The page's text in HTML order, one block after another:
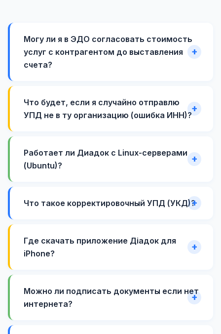
Могу ли я в ЭДО согласовать стоимость
услуг с контрагентом до выставления
счета?
Что будет, если я случайно отправлю
УПД не в ту организацию (ошибка ИНН)?
Работает ли Диадок с Linux-серверами
(Ubuntu)?
Что такое корректировочный УПД (УКД)?
Где скачать приложение Діадок для
iPhone?
Можно ли подписать документы если нет
интернета?